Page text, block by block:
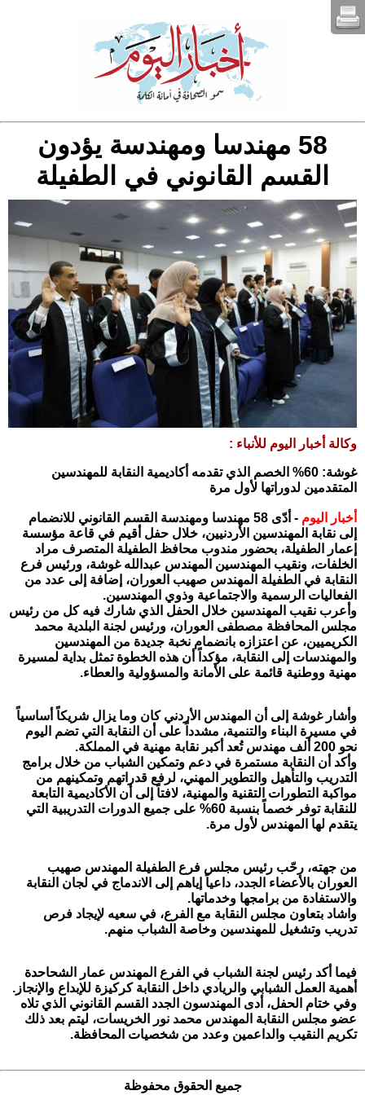
58 مهندسا ومهندسة يؤدون
القسم القانوني في الطفيلة
وكالة أخبار اليوم للأنباء :
غوشة: 60% الخصم الذي تقدمه أكاديمية النقابة للمهندسين
المتقدمين لدوراتها لأول مرة
أخبار اليوم
- أدّى 58 مهندسا ومهندسة القسم القانوني للانضمام
إلى نقابة المهندسين الأردنيين، خلال حفل أقيم في قاعة مؤسسة
إعمار الطفيلة، بحضور مندوب محافظ الطفيلة المتصرف مراد
الخلفات، ونقيب المهندسين المهندس عبدالله غوشة، ورئيس فرع
النقابة في الطفيلة المهندس صهيب العوران، إضافة إلى عدد من
الفعاليات الرسمية والاجتماعية وذوي المهندسين.
وأعرب نقيب المهندسين خلال الحفل الذي شارك فيه كل من رئيس
مجلس المحافظة مصطفى العوران، ورئيس لجنة البلدية محمد
الكريميين، عن اعتزازه بانضمام نخبة جديدة من المهندسين
والمهندسات إلى النقابة، مؤكداً أن هذه الخطوة تمثل بداية لمسيرة
مهنية ووطنية قائمة على الأمانة والمسؤولية والعطاء.
وأشار غوشة إلى أن المهندس الأردني كان وما يزال شريكاً أساسياً
في مسيرة البناء والتنمية، مشدداً على أن النقابة التي تضم اليوم
نحو 200 ألف مهندس تُعد أكبر نقابة مهنية في المملكة.
وأكد أن النقابة مستمرة في دعم وتمكين الشباب من خلال برامج
التدريب والتأهيل والتطوير المهني، لرفع قدراتهم وتمكينهم من
مواكبة التطورات التقنية والمهنية، لافتاً إلى أن الأكاديمية التابعة
للنقابة توفر خصماً بنسبة 60% على جميع الدورات التدريبية التي
يتقدم لها المهندس لأول مرة.
من جهته، رحّب رئيس مجلس فرع الطفيلة المهندس صهيب
العوران بالأعضاء الجدد، داعياً إياهم إلى الاندماج في لجان النقابة
والاستفادة من برامجها وخدماتها.
واشاد بتعاون مجلس النقابة مع الفرع، في سعيه لإيجاد فرص
تدريب وتشغيل للمهندسين وخاصة الشباب منهم.
فيما أكد رئيس لجنة الشباب في الفرع المهندس عمار الشحاحدة
أهمية العمل الشبابي والريادي داخل النقابة كركيزة للإبداع والإنجاز.
وفي ختام الحفل، أدى المهندسون الجدد القسم القانوني الذي تلاه
عضو مجلس النقابة المهندس محمد نور الخريسات، ليتم بعد ذلك
تكريم النقيب والداعمين وعدد من شخصيات المحافظة.
جميع الحقوق محفوظة